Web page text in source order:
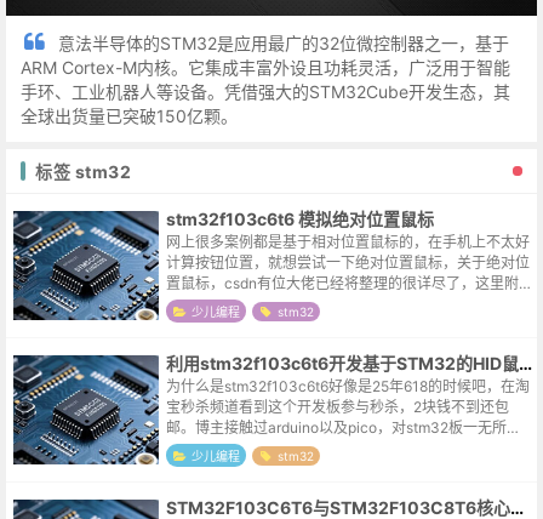
意法半导体的STM32是应用最广的32位微控制器之一，基于
ARM Cortex-M内核。它集成丰富外设且功耗灵活，广泛用于智能
手环、工业机器人等设备。凭借强大的STM32Cube开发生态，其
全球出货量已突破150亿颗。
标签 stm32
stm32f103c6t6 模拟绝对位置鼠标
网上很多案例都是基于相对位置鼠标的，在手机上不太好
计算按钮位置，就想尝试一下绝对位置鼠标，关于绝对位
置鼠标，csdn有位大佬已经将整理的很详尽了，这里附
上链接：https://blog.csdn.net/pengranxindong/...
少儿编程 stm32
利用stm32f103c6t6开发基于STM32的HID鼠标或键盘
为什么是stm32f103c6t6好像是25年618的时候吧，在淘
宝秒杀频道看到这个开发板参与秒杀，2块钱不到还包
邮。博主接触过arduino以及pico，对stm32板一无所
知，所以就想着买回来试试学习一下，结果一放就是9个
月。前几...
少儿编程 stm32
STM32F103C6T6与STM32F103C8T6核心板异同